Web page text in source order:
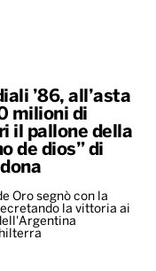
’86, all’asta
milioni di
il pallone della
de dios” di
Oro segnò con la
la vittoria ai